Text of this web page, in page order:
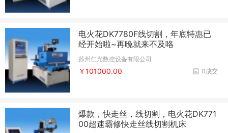
电火花DK7780F线切割，年底特惠已
经开始啦~再晚就来不及咯
苏州仁光数控设备有限公司
0成交
￥101000.00
爆款，快走丝，线切割，电火花DK771
00超速霸修快走丝线切割机床